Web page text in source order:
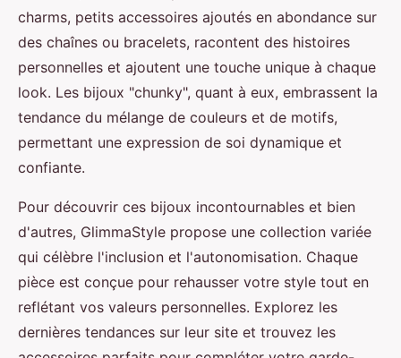
charms, petits accessoires ajoutés en abondance sur
des chaînes ou bracelets, racontent des histoires
personnelles et ajoutent une touche unique à chaque
look. Les bijoux "chunky", quant à eux, embrassent la
tendance du mélange de couleurs et de motifs,
permettant une expression de soi dynamique et
confiante.
Pour découvrir ces bijoux incontournables et bien
d'autres, GlimmaStyle propose une collection variée
qui célèbre l'inclusion et l'autonomisation. Chaque
pièce est conçue pour rehausser votre style tout en
reflétant vos valeurs personnelles. Explorez les
dernières tendances sur leur site et trouvez les